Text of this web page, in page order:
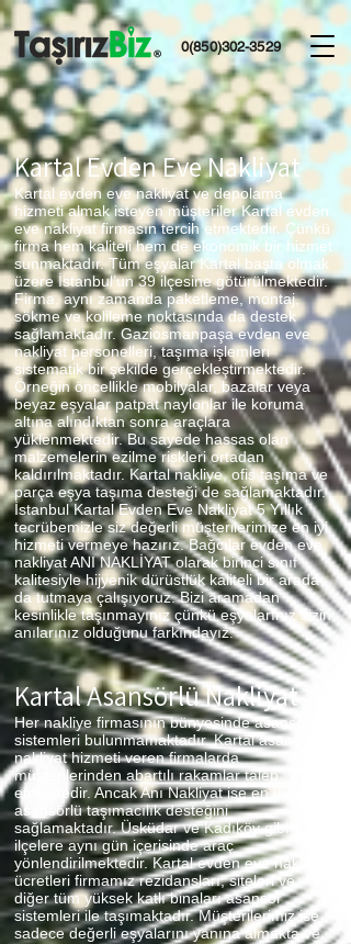
0(850)302-3529
Kartal Evden Eve Nakliyat
Kartal evden eve nakliyat ve depolama
hizmeti almak isteyen müşteriler Kartal evden
eve nakliyat firmasın tercih etmektedir. Çünkü
firma hem kaliteli hem de ekonomik bir hizmet
sunmaktadır. Tüm eşyalar Kartal başta olmak
üzere İstanbul’un 39 ilçesine götürülmektedir.
Firma, aynı zamanda paketleme, montaj,
sökme ve kolileme noktasında da destek
sağlamaktadır. Gaziosmanpaşa evden eve
nakliyat personelleri, taşıma işlemleri
sistematik bir şekilde gerçekleştirmektedir.
Örneğin öncellikle mobilyalar, bazalar veya
beyaz eşyalar patpat naylonlar ile koruma
altına alındıktan sonra araçlara
yüklenmektedir. Bu sayede hassas olan
malzemelerin ezilme riskleri ortadan
kaldırılmaktadır. Kartal nakliye, ofis taşıma ve
parça eşya taşıma desteği de sağlamaktadır.
İstanbul Kartal Evden Eve Nakliyat 5 Yıllık
tecrübemizle siz değerli müşterilerimize en iyi
hizmeti vermeye hazırız. Bağcılar evden eve
nakliyat ANI NAKLİYAT olarak birinci sınıf
kalitesiyle hijyenik dürüstlük kaliteli bir arada
da tutmaya çalışıyoruz. Bizi aramadan
kesinlikle taşınmayınız çünkü eşyalarınız sizin
anılarınız olduğunu farkındayız.
KartalAsansörlü Nakliyat
Her nakliye firmasının bünyesinde asansör
sistemleri bulunmamaktadır. Kartal asansörlü
nakliyat hizmeti veren firmalarda
müşterilerinden abartılı rakamlar talep
etmektedir. Ancak Anı Nakliyat ise en uygun
asansörlü taşımacılık desteğini
sağlamaktadır. Üsküdar ve Kadıköy gibi
ilçelere aynı gün içerisinde araç
yönlendirilmektedir. Kartal evden eve nakliyat
ücretleri firmamız rezidansları, siteleri ve
diğer tüm yüksek katlı binaları asansör
sistemleri ile taşımaktadır. Müşterilerimiz ise
sadece değerli eşyalarını yanına almakta ve